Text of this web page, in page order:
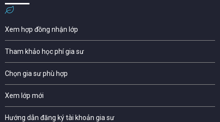
Xem hợp đồng nhận lớp
Tham khảo học phí gia sư
Chọn gia sư phù hợp
Xem lớp mới
Hướng dẫn đăng ký tài khoản gia sư